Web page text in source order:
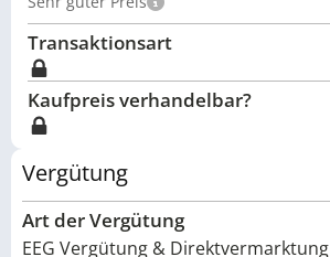
Transaktionsart
Kaufpreis verhandelbar?
Vergütung
Art der Vergütung
EEG Vergütung & Direktvermarktung